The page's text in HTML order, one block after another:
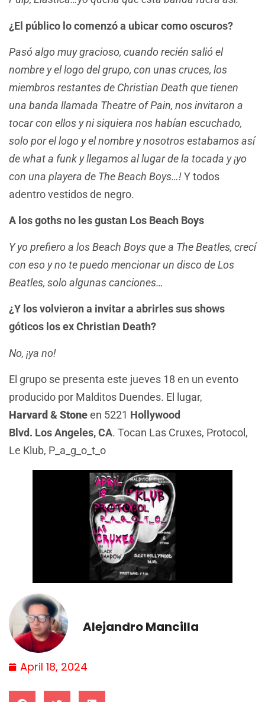
¿El público lo comenzó a ubicar como oscuros?
Pasó algo muy gracioso, cuando recién salió el
nombre y el logo del grupo, con unas cruces, los
miembros restantes de Christian Death que tienen
una banda llamada Theatre of Pain, nos invitaron a
tocar con ellos y ni siquiera nos habían escuchado,
solo por el logo y el nombre y nosotros estabamos así
de what a funk y llegamos al lugar de la tocada y ¡yo
con una playera de The Beach Boys…!Y todos
adentro vestidos de negro.
A los goths no les gustan Los Beach Boys
Y yo prefiero a los Beach Boys que a The Beatles, crecí
con eso y no te puedo mencionar un disco de Los
Beatles, solo algunas canciones…
¿Y los volvieron a invitar a abrirles sus shows
góticos los ex Christian Death?
No, ¡ya no!
El grupo se presenta este jueves 18 en un evento
producido por Malditos Duendes. El lugar,
Harvard & Stoneen 5221 Hollywood
Blvd. Los Angeles, CA. Tocan Las Cruxes, Protocol,
Le Klub, P_a_g_o_t_o
Alejandro Mancilla
April 18, 2024